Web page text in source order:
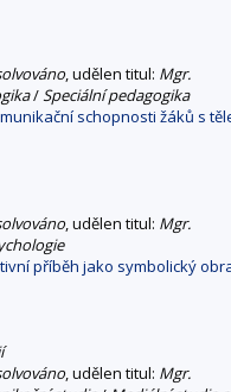
, udělen titul: Mgr.
/Speciální pedagogika
schopnosti žáků s
, udělen titul: Mgr.
příběh jako symbolický
, udělen titul: Mgr.